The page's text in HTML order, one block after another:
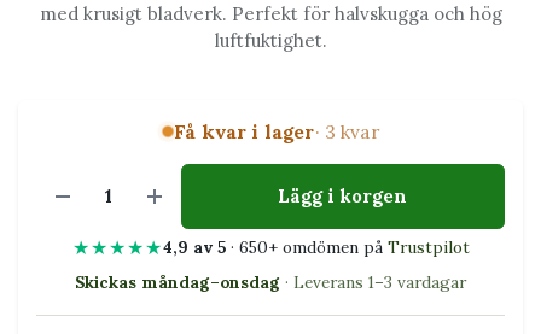
med krusigt bladverk. Perfekt för halvskugga och hög
luftfuktighet.
Få kvar i lager· 3 kvar
Lägg i korgen
★★★★★4,9 av 5· 650+ omdömen på Trustpilot
Skickas måndag–onsdag · Leverans 1–3 vardagar